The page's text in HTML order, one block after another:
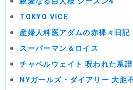
TOKYO VICE
産婦人科医アダムの赤裸々日記
スーパーマン＆ロイス
チャペルウェイト 呪われた系
NYガールズ・ダイアリー 大胆